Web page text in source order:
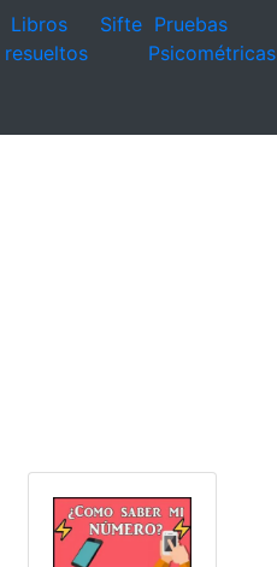
Libros
resueltos
Sifte Pruebas
Psicométricas